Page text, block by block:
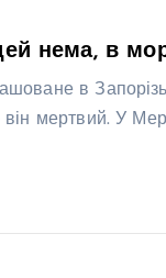
нема, в
в
мертвий. У